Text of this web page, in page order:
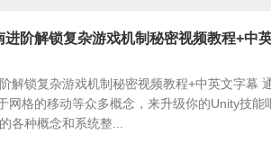
阶解锁复杂游戏机制秘密视频教程+中
解锁复杂游戏机制秘密视频教程+中英文字幕
网格的移动等众多概念，来升级你的Unity技能
各种概念和系统整...